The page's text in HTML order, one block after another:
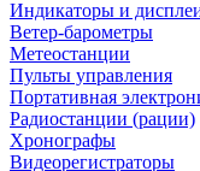
Индикаторы и
Ветер-барометры
Метеостанции
Пульты управления
Портативная
Радиостанции (рации)
Хронографы
Видеорегистраторы